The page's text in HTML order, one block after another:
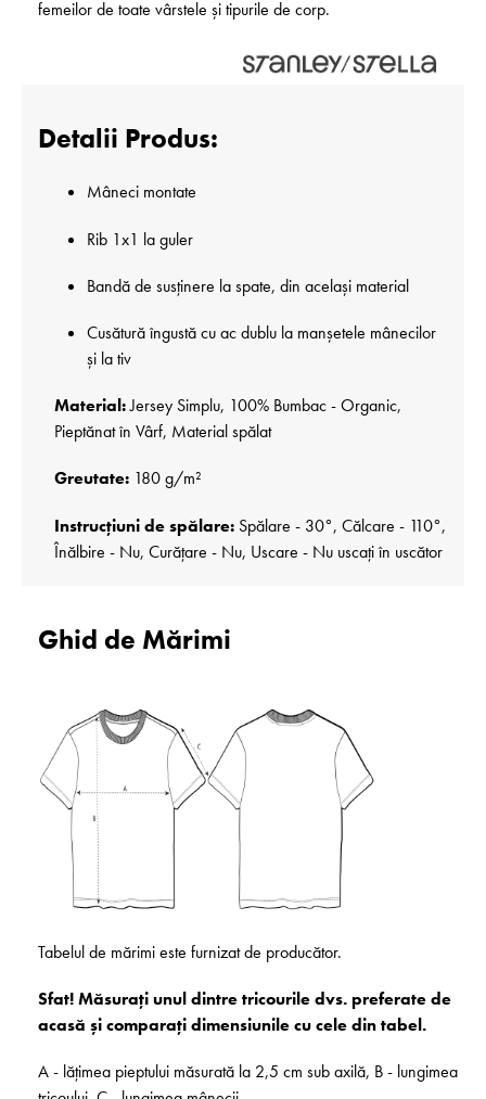
femeilor de toate vârstele și tipurile de corp.
Detalii Produs:
Mâneci montate
Rib 1x1 la guler
Bandă de susținere la spate, din același material
Cusătură îngustă cu ac dublu la manșetele mânecilor
și la tiv
Material:Jersey Simplu, 100% Bumbac - Organic,
Pieptănat în Vârf, Material spălat
Greutate: 180 g/m²
Instrucțiuni de spălare: Spălare - 30°, Călcare - 110°,
Înălbire - Nu, Curățare - Nu, Uscare - Nu uscați în uscător
Ghid de Mărimi
Tabelul de mărimi este furnizat de producător.
Sfat! Măsurați unul dintre tricourile dvs. preferate de
acasă și comparați dimensiunile cu cele din tabel.
A - lățimea pieptului măsurată la 2,5 cm sub axilă, B - lungimea